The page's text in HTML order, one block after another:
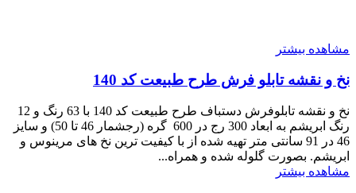
مشاهده بیشتر
نخ و نقشه تابلو فرش طرح طبیعت کد 140
نخ و نقشه تابلوفرش دستباف طرح طبیعت کد 140 با 63 رنگ و 12
رنگ ابریشم به ابعاد 300 رج در 600 گره (رجشمار 46 تا 50) و سایز
46 در 91 سانتی متر تهیه شده از با کیفیت ترین نخ های مرینوس و
ابریشم. بصورت گلوله شده و همراه...
مشاهده بیشتر